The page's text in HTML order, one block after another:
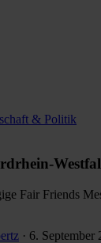
& Politik
Fair Friends
· 6. September